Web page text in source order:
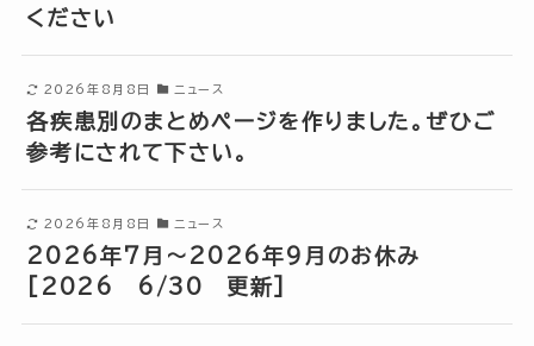
ください
2026年8月8日 ニュース
各疾患別のまとめページを作りました。ぜひご
参考にされて下さい。
2026年8月8日 ニュース
2026年7月～2026年9月のお休み
[2026 6/30 更新]